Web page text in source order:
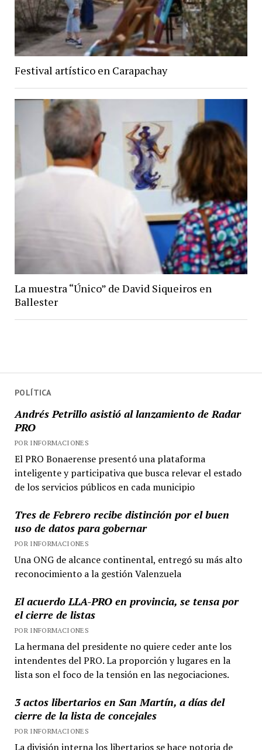
POLÍTICA
Andrés Petrillo asistió al lanzamiento de Radar
PRO
POR INFORMACIONES
El PRO Bonaerense presentó una plataforma
inteligente y participativa que busca relevar el estado
de los servicios públicos en cada municipio
Tres de Febrero recibe distinción por el buen
uso de datos para gobernar
POR INFORMACIONES
Una ONG de alcance continental, entregó su más alto
reconocimiento a la gestión Valenzuela
El acuerdo LLA-PRO en provincia, se tensa por
el cierre de listas
POR INFORMACIONES
La hermana del presidente no quiere ceder ante los
intendentes del PRO. La proporción y lugares en la
lista son el foco de la tensión en las negociaciones.
3 actos libertarios en San Martín, a días del
cierre de la lista de concejales
POR INFORMACIONES
La división interna los libertarios se hace notoria de
Festival artístico en Carapachay
La muestra “Único” de David Siqueiros en
Ballester